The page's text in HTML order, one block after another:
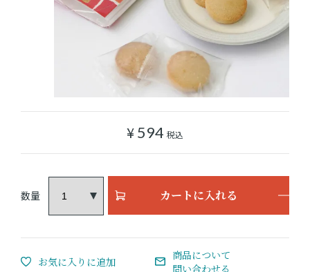
よみもの
¥594 税込
カートに入れる